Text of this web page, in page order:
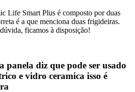
Life Smart Plus é composto por duas
é a que menciona duas frigideiras.
ficamos à disposição!
panela diz que pode ser usado
e vidro ceramica isso é